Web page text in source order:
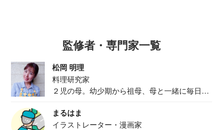
監修者・専門家一覧
松岡 明理
料理研究家
２児の母。幼少期から祖母、母と一緒に毎日の
まるはま
イラストレーター・漫画家